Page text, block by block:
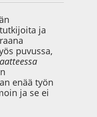
ja
puvussa,
enää työn
ja se ei